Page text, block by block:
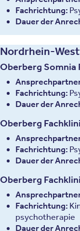
Fachrichtung:
Dauer der
Nordrhein-
Oberberg Somnia
Fachrichtung:
Dauer der
Oberberg
Fachrichtung:
Dauer der
Oberberg
Fachrichtung:
psychotherapie
Dauer der